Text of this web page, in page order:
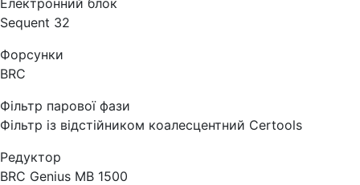
Sequent 32
Форсунки
BRC
Фільтр парової фази
Фільтр із відстійником коалесцентний Certools
Редуктор
BRC Genius MB 1500